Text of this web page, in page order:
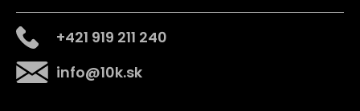
info@10k.sk
+421 919 211 240